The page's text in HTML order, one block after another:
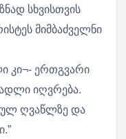
სხვისთვის
მიმბაძველნი
კი¬- ერთგვარი
იღვრება.
ღვაწლზე და